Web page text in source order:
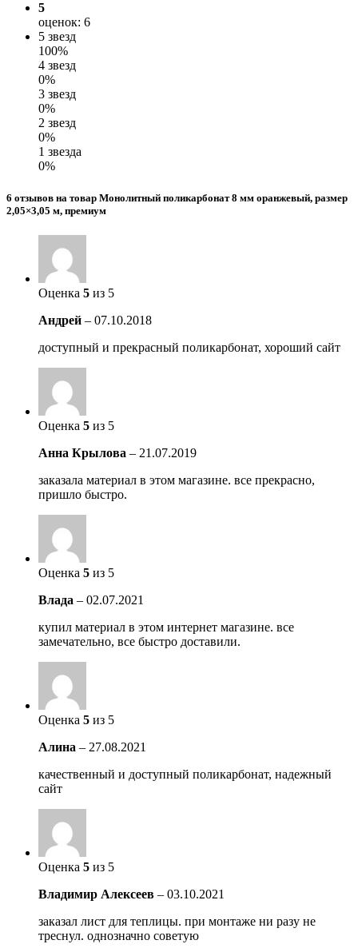
5
оценок: 6
5 звезд
100%
4 звезд
0%
3 звезд
0%
2 звезд
0%
1 звезда
0%
6 отзывов на товар Монолитный поликарбонат 8 мм оранжевый, размер
2,05×3,05 м, премиум
Оценка 5 из 5
Андрей – 07.10.2018
доступный и прекрасный поликарбонат, хороший сайт
Оценка 5 из 5
Анна Крылова – 21.07.2019
заказала материал в этом магазине. все прекрасно,
пришло быстро.
Оценка 5 из 5
Влада – 02.07.2021
купил материал в этом интернет магазине. все
замечательно, все быстро доставили.
Оценка 5 из 5
Алина – 27.08.2021
качественный и доступный поликарбонат, надежный
сайт
Оценка 5 из 5
Владимир Алексеев – 03.10.2021
заказал лист для теплицы. при монтаже ни разу не
треснул. однозначно советую